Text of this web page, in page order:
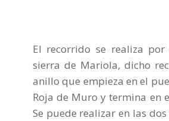
El recorrido se realiza
sierra de Mariola, dicho
anillo que empieza en el
Roja de Muro y termina en
Se puede realizar en las